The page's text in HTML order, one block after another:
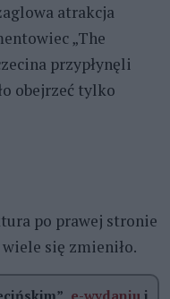
atrakcja
„The
przypłynęli
obejrzeć tylko
po prawej stronie
się zmieniło.
e-wydaniu i